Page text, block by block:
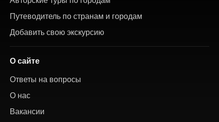
Путеводитель по странам и городам
Добавить свою экскурсию
О сайте
Ответы на вопросы
О нас
Вакансии